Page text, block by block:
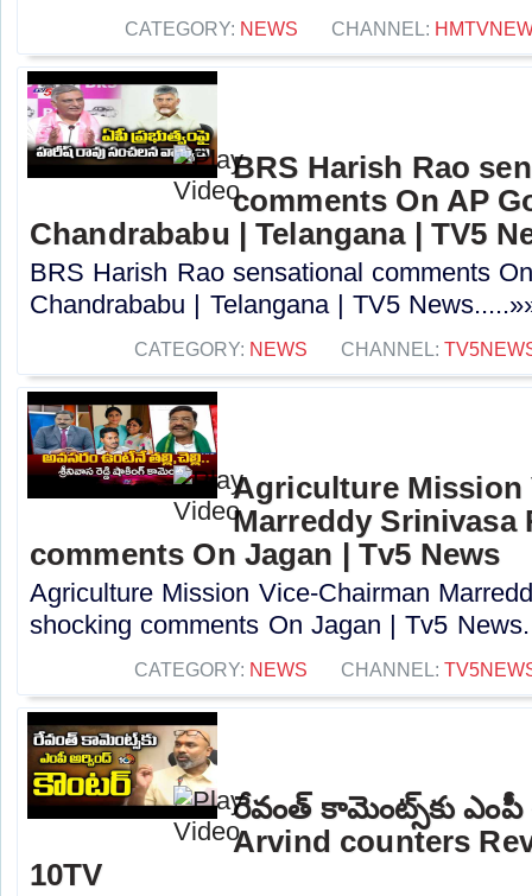
CATEGORY: NEWS CHANNEL:
BRS Harish Rao
comments On AP
Chandrababu | Telangana | TV5
BRS Harish Rao sensational comments
Chandrababu | Telangana | TV5
CATEGORY: NEWS CHANNEL:
Agriculture Mission
Marreddy Srinivasa
comments On Jagan | Tv5 News
Agriculture Mission Vice-Chairman
shocking comments On Jagan | Tv5
CATEGORY: NEWS CHANNEL:
రేవంత్ కామెంట్స్‌కు ఎంపీ
Arvind counters
10TV